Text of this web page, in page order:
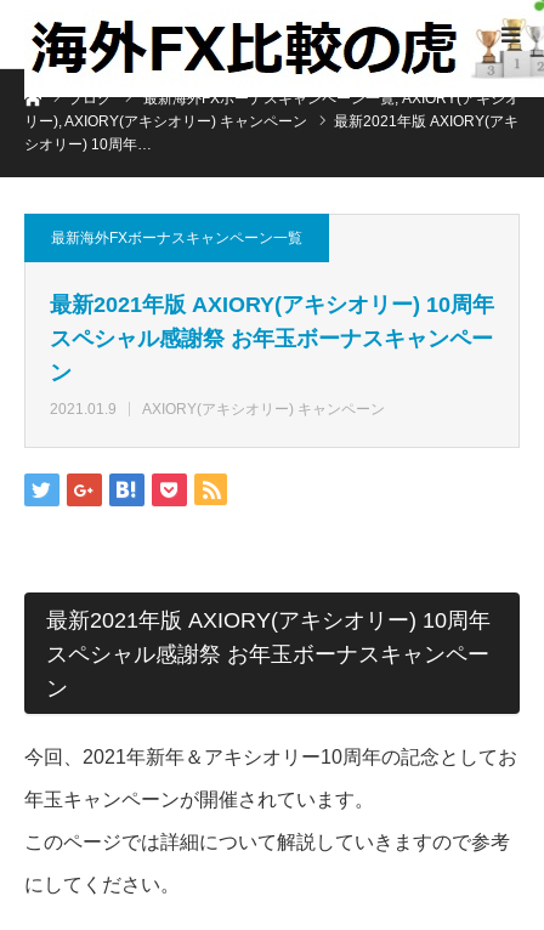
ホームブログ 最新海外FXボーナスキャンペーン一覧, AXIORY(アキシオ
リー),AXIORY(アキシオリー) キャンペーン
最新2021年版 AXIORY(アキ
シオリー) 10周年…
最新海外FXボーナスキャンペーン一覧
最新2021年版 AXIORY(アキシオリー) 10周年
スペシャル感謝祭 お年玉ボーナスキャンペー
ン
2021.01.9 AXIORY(アキシオリー) キャンペーン
最新2021年版 AXIORY(アキシオリー) 10周年
スペシャル感謝祭 お年玉ボーナスキャンペー
ン
今回、2021年新年＆アキシオリー10周年の記念としてお
年玉キャンペーンが開催されています。
このページでは詳細について解説していきますので参考
にしてください。